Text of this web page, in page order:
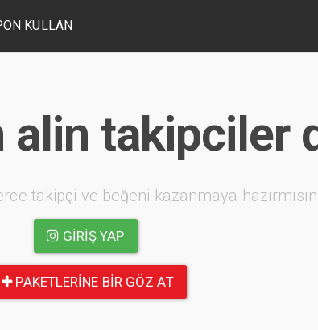
KULLAN
takipciler
takipçi ve beğeni kazanmaya hazırmısın
GIRIŞ YAP
PAKETLERINE BIR GÖZ AT